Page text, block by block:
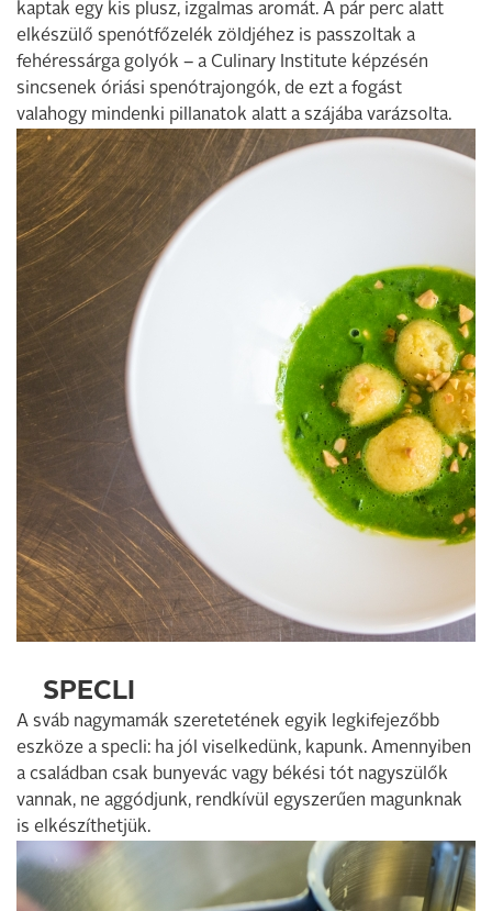
kaptak egy kis plusz, izgalmas aromát. A pár perc alatt
elkészülő spenótfőzelék zöldjéhez is passzoltak a
fehéressárga golyók – a Culinary Institute képzésén
sincsenek óriási spenótrajongók, de ezt a fogást
valahogy mindenki pillanatok alatt a szájába varázsolta.
SPECLI
A sváb nagymamák szeretetének egyik legkifejezőbb
eszköze a specli: ha jól viselkedünk, kapunk. Amennyiben
a családban csak bunyevác vagy békési tót nagyszülők
vannak, ne aggódjunk, rendkívül egyszerűen magunknak
is elkészíthetjük.